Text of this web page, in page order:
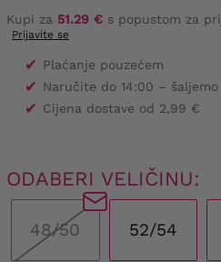
Kupi za 51.29 € s popustom za
Prijavite se
✔ Plaćanje pouzećem
✔ Naručite do 14:00 –
✔ Cijena dostave od 2,99 €
ODABERI VELIČINU:
48/50 52/54